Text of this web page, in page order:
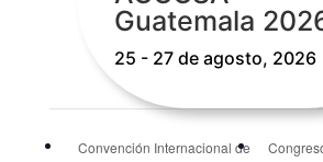
Guatemala
25 - 27 de agosto, 2026
Convención Internacional de